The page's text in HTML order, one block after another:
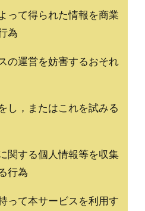
って得られた情報を商業
為
の運営を妨害するおそれ
し，またはこれを試みる
関する個人情報等を収集
行為
って本サービスを利用す